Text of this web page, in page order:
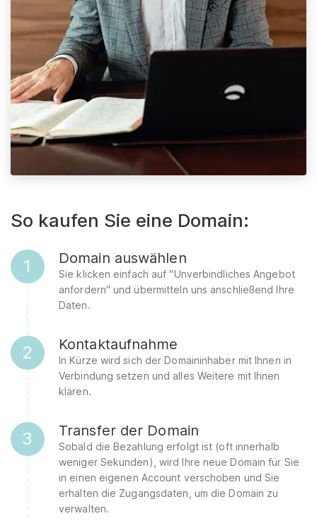
So kaufen Sie eine Domain:
1 Domain auswählen
Sie klicken einfach auf "Unverbindliches Angebot
anfordern" und übermitteln uns anschließend Ihre
Daten.
2 Kontaktaufnahme
In Kürze wird sich der Domaininhaber mit Ihnen in
Verbindung setzen und alles Weitere mit Ihnen
klären.
3 Transfer der Domain
Sobald die Bezahlung erfolgt ist (oft innerhalb
weniger Sekunden), wird Ihre neue Domain für Sie
in einen eigenen Account verschoben und Sie
erhalten die Zugangsdaten, um die Domain zu
verwalten.